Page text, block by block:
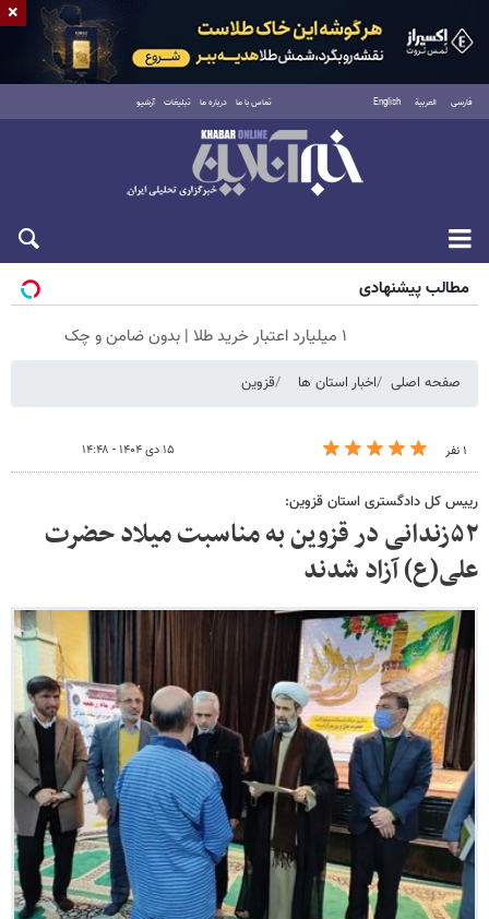
فارسی العربية English تماس با ما درباره ما تبلیغات آرشیو
جمعه ۱۶ مرداد ۱۴۰۵
مطالب پیشنهادی
۱ میلیارد اعتبار خرید طلا | بدون ضامن و چک
صفحه اصلی اخبار استان ها قزوین
۱ نفر ۱۵ دی ۱۴۰۴ - ۱۴:۴۸
رییس کل دادگستری استان قزوین:
۵۲زندانی در قزوین به مناسبت میلاد حضرت
علی(ع) آزاد شدند
×